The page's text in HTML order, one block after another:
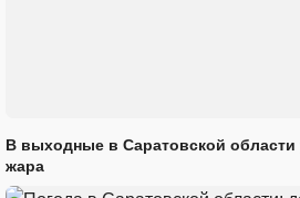
В выходные в Саратовской области
жара